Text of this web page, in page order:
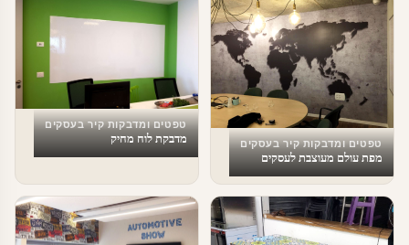
טפטים ומדבקות קיר בעסקים
מפת עולם מעוצבת לעסקים
טפטים ומדבקות קיר בעסקים
מדבקת לוח מחיק